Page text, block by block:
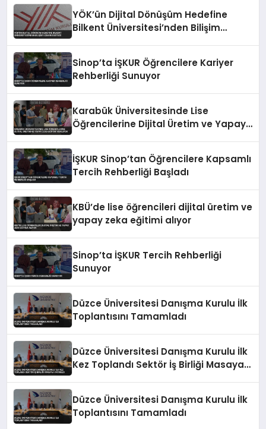
YÖK’ün Dijital Dönüşüm Hedefine
Bilkent Üniversitesi’nden Bilişim
Sinop’ta İŞKUR Öğrencilere Kariyer
Rehberliği Sunuyor
Karabük Üniversitesinde Lise
Öğrencilerine Dijital Üretim ve Yapay
İŞKUR Sinop’tan Öğrencilere Kapsamlı
Tercih Rehberliği Başladı
KBÜ’de lise öğrencileri dijital üretim ve
yapay zeka eğitimi alıyor
Sinop’ta İŞKUR Tercih Rehberliği
Sunuyor
Düzce Üniversitesi Danışma Kurulu İlk
Toplantısını Tamamladı
Düzce Üniversitesi Danışma Kurulu İlk
Kez Toplandı Sektör İş Birliği Masaya
Düzce Üniversitesi Danışma Kurulu İlk
Toplantısını Tamamladı